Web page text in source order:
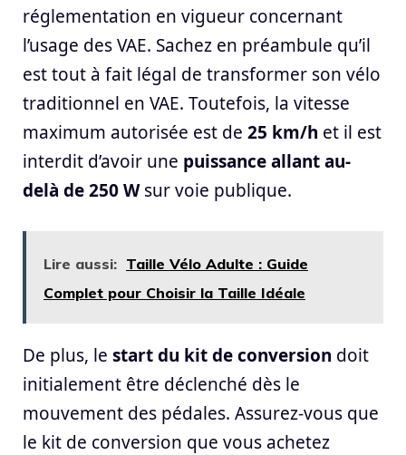
réglementation en vigueur concernant
l’usage des VAE. Sachez en préambule qu’il
est tout à fait légal de transformer son vélo
traditionnel en VAE. Toutefois, la vitesse
maximum autorisée est de 25 km/h et il est
interdit d’avoir une puissance allant au-
delà de 250 Wsur voie publique.
Lire aussi: Taille Vélo Adulte : Guide
Complet pour Choisir la Taille Idéale
De plus, le start du kit de conversion doit
initialement être déclenché dès le
mouvement des pédales. Assurez-vous que
le kit de conversion que vous achetez